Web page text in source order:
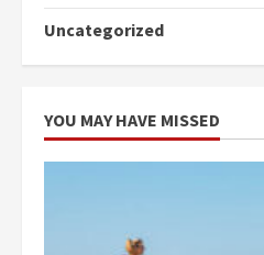
Uncategorized
YOU MAY HAVE MISSED